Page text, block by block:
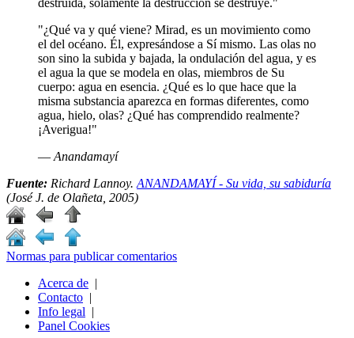
"¿Qué va y qué viene? Mirad, es un movimiento como
el del océano. Él, expresándose a Sí mismo. Las olas no
son sino la subida y bajada, la ondulación del agua, y es
el agua la que se modela en olas, miembros de Su
cuerpo: agua en esencia. ¿Qué es lo que hace que la
misma substancia aparezca en formas diferentes, como
agua, hielo, olas? ¿Qué has comprendido realmente?
¡Averigua!"
― Anandamayí
Fuente: Richard Lannoy. ANANDAMAYÍ - Su vida, su sabiduría
(José J. de Olañeta, 2005)
Normas para publicar comentarios
Acerca de |
Contacto |
Info legal |
Panel Cookies